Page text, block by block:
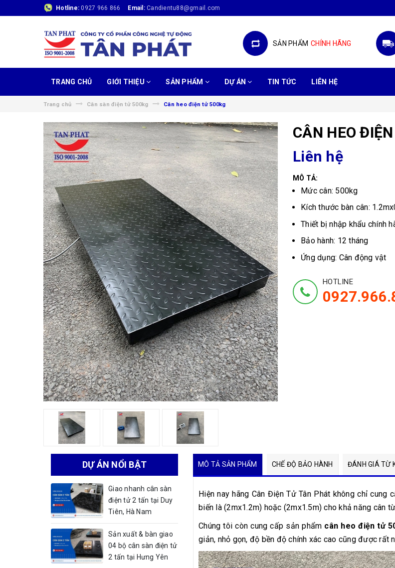
Hotline:0927 966 866 Email: Candientu88@gmail.com
SẢN PHẨM CHÍNH HÃNG
TRANG CHỦ GIỚI THIỆU SẢN PHẨM DỰ ÁN TIN TỨC LIÊN HỆ
Trang chủ Cân sàn điện tử 500kg Cân heo điện tử 500kg
CÂN HEO
Liên hệ
MÔ TẢ:
Mức cân: 500kg
Kích thước bàn cân:
Thiết bị nhập khẩu chính
Bảo hành: 12 tháng
Ứng dụng: Cân động vật
HOTLINE
MÔ TẢ SẢN PHẨM CHẾ ĐỘ BẢO HÀNH ĐÁNH GIÁ TỪ
Hiện nay hãng Cân Điện Tử Tân Phát không chỉ cung
biến là (2mx1.2m) hoặc (2mx1.5m) cho khả năng cân
Chúng tôi còn cung cấp sản phẩm cân heo điện tử
giản, nhỏ gọn, độ bền độ chính xác cao cũng được rất
DỰ ÁN NỔI BẬT
Giao nhanh cân sàn
điện tử 2 tấn tại Duy
Tiên, Hà Nam
Sản xuất & bàn giao
04 bộ cân sàn điện tử
2 tấn tại Hưng Yên